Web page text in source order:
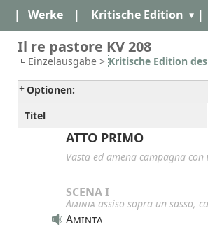
| Werke | Kritische Edition |
Il re pastore KV 208
Einzelausgabe > Kritische Edition
Optionen:
Titel
ATTO PRIMO
Vasta ed amena campagna
SCENA I
Aminta assiso sopra un sasso,
Aminta